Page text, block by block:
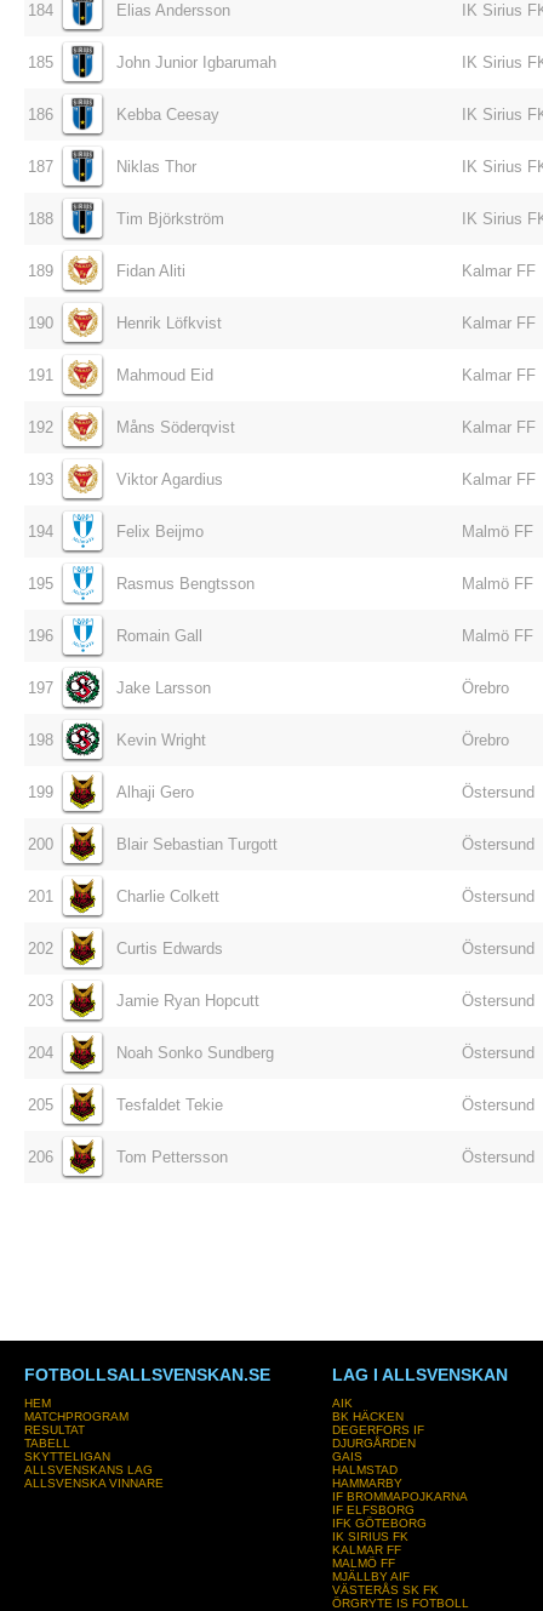
184 Elias Andersson IK Sirius
185 John Junior Igbarumah IK Sirius
186 Kebba Ceesay IK Sirius
187 Niklas Thor IK Sirius
188 Tim Björkström IK Sirius
189 Fidan Aliti Kalmar FF
190 Henrik Löfkvist Kalmar FF
191 Mahmoud Eid Kalmar FF
192 Måns Söderqvist Kalmar FF
193 Viktor Agardius Kalmar FF
194 Felix Beijmo Malmö FF
195 Rasmus Bengtsson Malmö FF
196 Romain Gall Malmö FF
197 Jake Larsson Örebro
198 Kevin Wright Örebro
199 Alhaji Gero Östersund
200 Blair Sebastian Turgott Östersund
201 Charlie Colkett Östersund
202 Curtis Edwards Östersund
203 Jamie Ryan Hopcutt Östersund
204 Noah Sonko Sundberg Östersund
205 Tesfaldet Tekie Östersund
206 Tom Pettersson Östersund
FOTBOLLSALLSVENSKAN.SE
HEM
MATCHPROGRAM
RESULTAT
TABELL
SKYTTELIGAN
ALLSVENSKANS LAG
ALLSVENSKA VINNARE
LAG I ALLSVENSKAN
AIK
BK HÄCKEN
DEGERFORS IF
DJURGÅRDEN
GAIS
HALMSTAD
HAMMARBY
IF BROMMAPOJKARNA
IF ELFSBORG
IFK GÖTEBORG
IK SIRIUS FK
KALMAR FF
MALMÖ FF
MJÄLLBY AIF
VÄSTERÅS SK FK
ÖRGRYTE IS FOTBOLL